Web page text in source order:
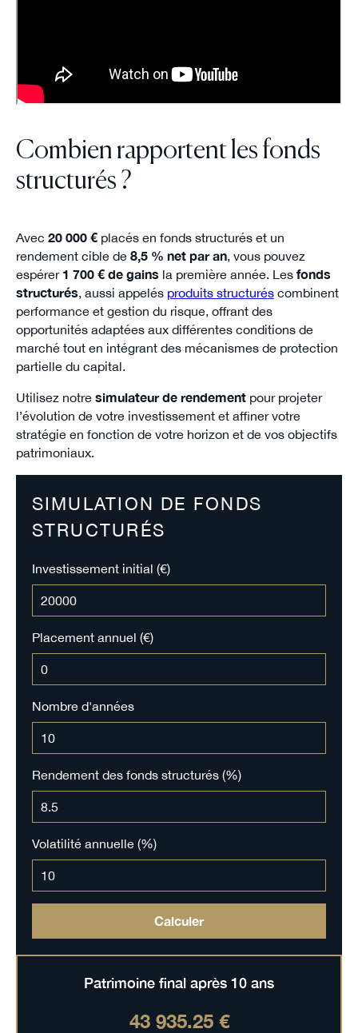
Combien rapportent les fonds
structurés ?
Avec 20 000 €placés en fonds structurés et un
rendement cible de 8,5 % net par an, vous pouvez
espérer 1 700 € de gains la première année. Les fonds
structurés, aussi appelés produits structuréscombinent
performance et gestion du risque, offrant des
opportunités adaptées aux différentes conditions de
marché tout en intégrant des mécanismes de protection
partielle du capital.
Utilisez notre simulateur de rendementpour projeter
l’évolution de votre investissement et affiner votre
stratégie en fonction de votre horizon et de vos objectifs
patrimoniaux.
SIMULATION DE FONDS
STRUCTURÉS
Investissement initial (€)
Placement annuel (€)
Nombre d'années
Rendement des fonds structurés (%)
Volatilité annuelle (%)
Calculer
Patrimoine final après 10 ans
43 935.25 €